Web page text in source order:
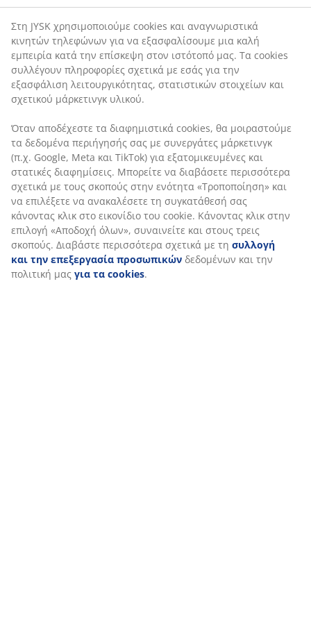
Χαρακτηριστικά προϊόντος
Αξιολογήσεις
Σχετικά με τη μάρκα
Αποστολή
Όταν αποδέχεστε τα διαφημιστικά cookies, θα
μοιραστούμε τα δεδομένα περιήγησής σας με
συνεργάτες μάρκετινγκ (π.χ. Google, Meta και TikTok)
για εξατομικευμένες και στατικές διαφημίσεις.
Μπορείτε να διαβάσετε περισσότερα σχετικά με τους
επιλέξετε να ανακαλέσετε τη συγκατάθεσή σας
κάνοντας κλικ στο εικονίδιο του cookie. Κάνοντας κλικ
στην επιλογή «Αποδοχή όλων», συναινείτε και στους
τρεις σκοπούς. Διαβάστε περισσότερα σχετικά με τη
συλλογή και την επεξεργασία προσωπικών
δεδομένων και την πολιτική μαςγια τα cookies.